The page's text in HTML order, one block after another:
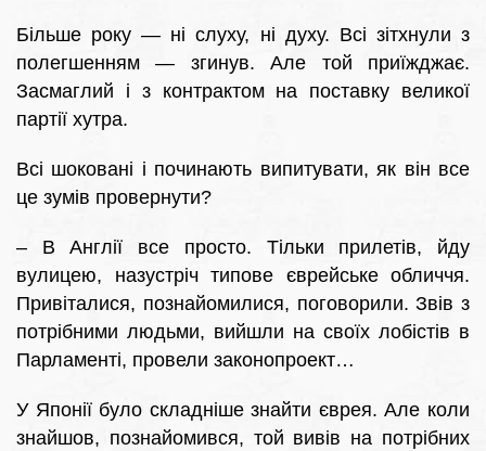
Більше року — ні слуху, ні духу. Всі зітхнули з
полегшенням — згинув. Але той приїжджає.
Засмаглий і з контрактом на поставку великої
партії хутра.
Всі шоковані і починають випитувати, як він все
це зумів провернути?
– В Англії все просто. Тільки прилетів, йду
вулицею, назустріч типове єврейське обличчя.
Привіталися, познайомилися, поговорили. Звів з
потрібними людьми, вийшли на своїх лобістів в
Парламенті, провели законопроект…
У Японії було складніше знайти єврея. Але коли
знайшов, познайомився, той вивів на потрібних